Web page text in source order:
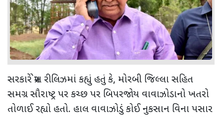
સરકારે પ્રેસ રીલિઝમાં કહ્યું હતું કે, મોરબી જિલ્લા સહિત
સમગ્ર સૌરાષ્ટ્ર પર કચ્છ પર બિપરજોય વાવાઝોડાનો ખતરો
તોળાઈ રહ્યો હતો. હાલ વાવાઝોડું કોઈ નુકસાન વિના પસાર